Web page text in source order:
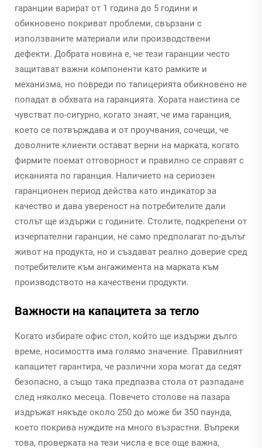
гаранции варират от 1 година до 5 години и
обикновено покриват проблеми, свързани с
използваните материали или производствени
дефекти. Добрата новина е, че тези гаранции често
защитават важни компоненти като рамките и
механизма, но повреди по тапицерията обикновено не
попадат в обхвата на гаранцията. Хората наистина се
чувстват по-сигурно, когато знаят, че има гаранция,
което се потвърждава и от проучвания, сочещи, че
доволните клиенти остават верни на марката, когато
фирмите поемат отговорност и правилно се справят с
исканията по гаранция. Наличието на сериозен
гаранционен период действа като индикатор за
качество и дава увереност на потребителите дали
столът ще издържи с годините. Столите, подкрепени от
изчерпателни гаранции, не само предполагат по-дълъг
живот на продукта, но и създават реално доверие сред
потребителите към ангажимента на марката към
производството на качествени продукти.
Важности на капацитета за тегло
Когато избирате офис стол, който ще издържи дълго
време, носимостта има голямо значение. Правилният
капацитет гарантира, че различни хора могат да седят
безопасно, а също така предпазва стола от разпадане
след няколко месеца. Повечето столове на пазара
издръжат някъде около 250 до може би 350 паунда,
което покрива нуждите на много възрастни. Въпреки
това, проверката на тези числа е все още важна,